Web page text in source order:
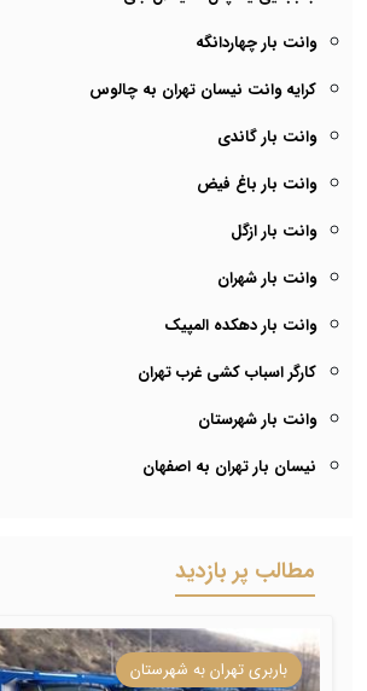
وانت بار چهاردانگه
کرایه وانت نیسان تهران به چالوس
وانت بار گاندی
وانت بار باغ فیض
وانت بار ازگل
وانت بار شهران
وانت بار دهکده المپیک
کارگر اسباب کشی غرب تهران
وانت بار شهرستان
نیسان بار تهران به اصفهان
مطالب پر بازدید
باربری تهران به شهرستان